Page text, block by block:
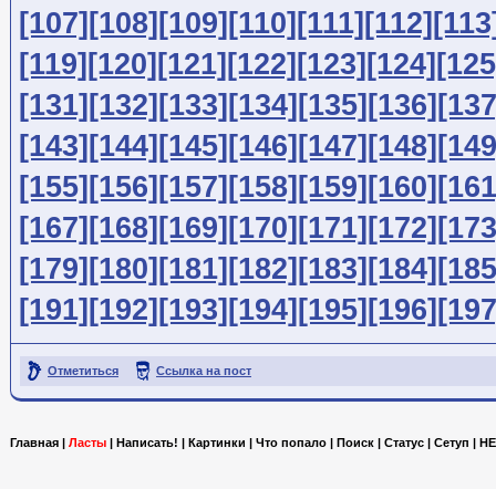
[107] [108] [109] [110] [111] [112]
[119] [120] [121] [122] [123] [124]
[131] [132] [133] [134] [135] [136]
[143] [144] [145] [146] [147] [148]
[155] [156] [157] [158] [159] [160]
[167] [168] [169] [170] [171] [172]
[179] [180] [181] [182] [183] [184]
[191] [192] [193] [194] [195] [196]
Отметиться Ссылка на пост
Главная | Ласты | Написать! | Картинки | Что попало | Поиск | Статус | Сетуп |